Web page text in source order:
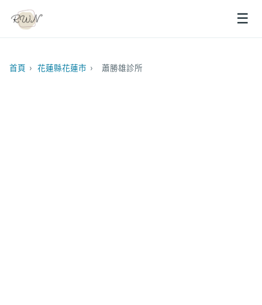
☰
首頁 › 花蓮縣花蓮市 › 蕭勝雄診所